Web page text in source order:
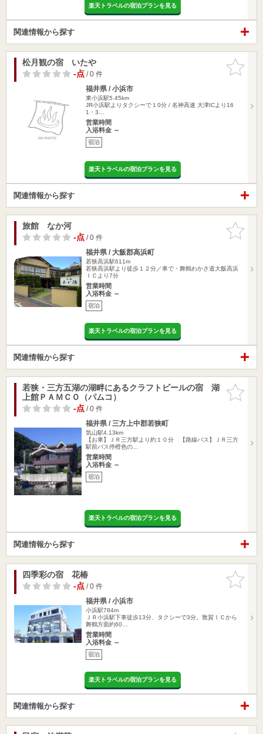
楽天トラベルの宿泊プランを見る
関連情報から探す
お気に入
りに追加
松月観の宿 いたや
-点/ 0 件
福井県 / 小浜市
東小浜駅5.45km
JR小浜駅よりタクシーで１0分 / 名神高速 大津ICより16
1・3…
営業時間
入浴料金 ～
宿泊
楽天トラベルの宿泊プランを見る
関連情報から探す
お気に入
りに追加
旅館 なか河
-点/ 0 件
福井県 / 大飯郡高浜町
若狭高浜駅611m
若狭高浜駅より徒歩１２分／車で・舞鶴わかさ道大飯高浜
ＩＣより7分
営業時間
入浴料金 ～
宿泊
楽天トラベルの宿泊プランを見る
関連情報から探す
お気に入
りに追加
若狭・三方五湖の湖畔にあるクラフトビールの宿 湖
上館ＰＡＭＣＯ（パムコ）
-点/ 0 件
福井県 / 三方上中郡若狭町
気山駅4.13km
【お車】ＪＲ三方駅より約１０分 【路線バス】ＪＲ三方
駅前バス停橙色の…
営業時間
入浴料金 ～
宿泊
楽天トラベルの宿泊プランを見る
関連情報から探す
お気に入
りに追加
四季彩の宿 花椿
-点/ 0 件
福井県 / 小浜市
小浜駅784m
ＪＲ小浜駅下車徒歩13分、タクシーで3分。敦賀ＩＣから
舞鶴方面約60…
営業時間
入浴料金 ～
宿泊
楽天トラベルの宿泊プランを見る
関連情報から探す